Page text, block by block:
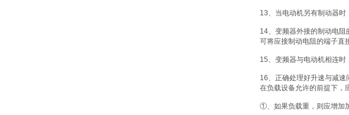
13、当电动机另有制动器时
14、变频器外接的制动电
可将应接制动电阻的端子直
15、变频器与电动机相连时
16、正确处理好升速与减速
在负载设备允许的前提下，
①、如果负载重，则应增加